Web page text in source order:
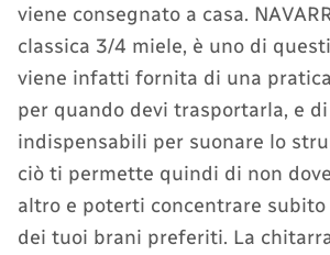
viene consegnato a casa.
classica 3/4 miele, è uno di
viene infatti fornita di una
per quando devi trasportarla, e
indispensabili per suonare lo
ciò ti permette quindi di non
altro e poterti concentrare subito
dei tuoi brani preferiti. La